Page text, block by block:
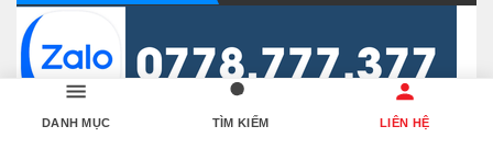
DANH MỤC TÌM KIẾM LIÊN HỆ